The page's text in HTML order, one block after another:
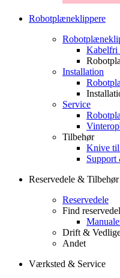
Robotplæneklippere
Kabelfri
Installation
Service
Tilbehør
Knive
Support
Reservedele & Tilbehør
Reservedele
Find
Drift &
Andet
Værksted & Service